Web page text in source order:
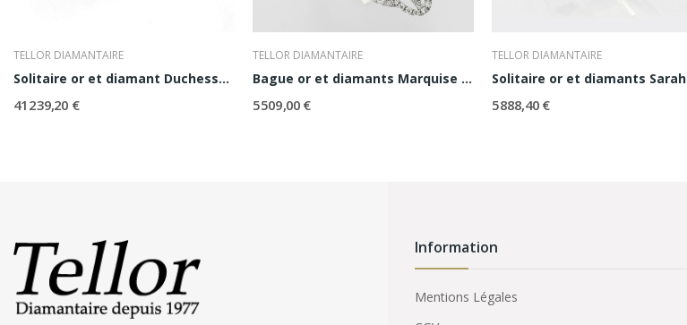
TELLOR DIAMANTAIRE
Solitaire or et diamant Duchesse 2ct
41 239,20 €
TELLOR DIAMANTAIRE
Bague or et diamants Marquise Rétro
5 509,00 €
TELLOR DIAMANTAIRE
Solitaire or et diamants Sarah
5 888,40 €
Information
Mentions Légales